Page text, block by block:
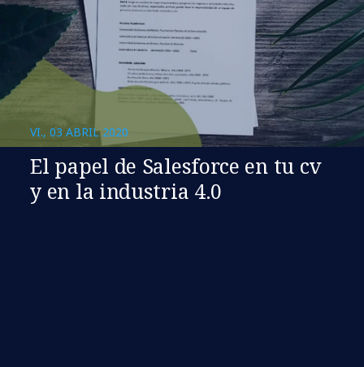
VI., 03 ABRIL 2020
El papel de Salesforce en tu cv
y en la industria 4.0